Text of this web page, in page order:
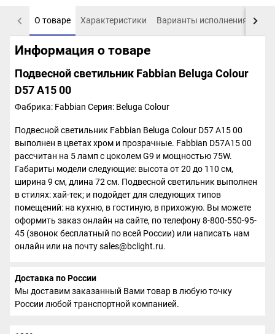
О товаре Характеристики Варианты исполнения
Информация о товаре
Подвесной светильник Fabbian Beluga Colour
D57 A15 00
Фабрика: Fabbian Серия: Beluga Colour
Подвесной светильник Fabbian Beluga Colour D57 A15 00
выполнен в цветах хром и прозрачные. Fabbian D57A15 00
рассчитан на 5 ламп с цоколем G9 и мощностью 75W.
Габариты модели следующие: высота от 20 до 110 см,
ширина 9 см, длина 72 см. Подвесной светильник выполнен
в стилях: хай-тек; и подойдет для следующих типов
помещений: на кухню, в гостиную, в прихожую. Вы можете
оформить заказ онлайн на сайте, по телефону 8-800-550-95-
45 (звонок бесплатный по всей России) или написать нам
онлайн или на почту sales@bclight.ru.
Доставка по России
Мы доставим заказанный Вами товар в любую точку
России любой транспортной компанией.